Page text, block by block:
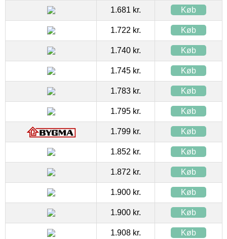
1.681 kr. Køb
1.722 kr. Køb
1.740 kr. Køb
1.745 kr. Køb
1.783 kr. Køb
1.795 kr. Køb
1.799 kr. Køb
1.852 kr. Køb
1.872 kr. Køb
1.900 kr. Køb
1.900 kr. Køb
1.908 kr. Køb